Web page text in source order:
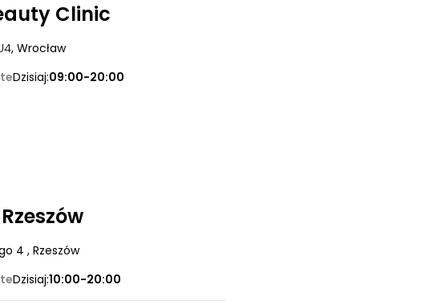
Clinic
, Wrocław
Dzisiaj:09:00-20:00
4 , Rzeszów
Dzisiaj:10:00-20:00